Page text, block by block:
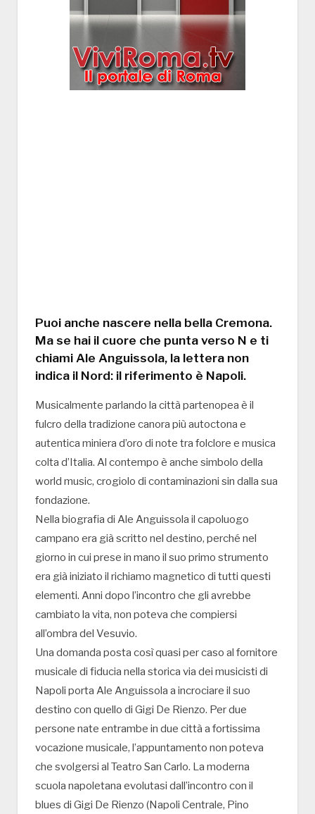
Puoi anche nascere nella bella Cremona.
Ma se hai il cuore che punta verso N e ti
chiami Ale Anguissola, la lettera non
indica il Nord: il riferimento è Napoli.
Musicalmente parlando la città partenopea è il
fulcro della tradizione canora più autoctona e
autentica miniera d’oro di note tra folclore e musica
colta d’Italia. Al contempo è anche simbolo della
world music, crogiolo di contaminazioni sin dalla sua
fondazione.
Nella biografia di Ale Anguissola il capoluogo
campano era già scritto nel destino, perché nel
giorno in cui prese in mano il suo primo strumento
era già iniziato il richiamo magnetico di tutti questi
elementi. Anni dopo l’incontro che gli avrebbe
cambiato la vita, non poteva che compiersi
all’ombra del Vesuvio.
Una domanda posta così quasi per caso al fornitore
musicale di fiducia nella storica via dei musicisti di
Napoli porta Ale Anguissola a incrociare il suo
destino con quello di Gigi De Rienzo. Per due
persone nate entrambe in due città a fortissima
vocazione musicale, l’appuntamento non poteva
che svolgersi al Teatro San Carlo. La moderna
scuola napoletana evolutasi dall’incontro con il
blues di Gigi De Rienzo (Napoli Centrale, Pino